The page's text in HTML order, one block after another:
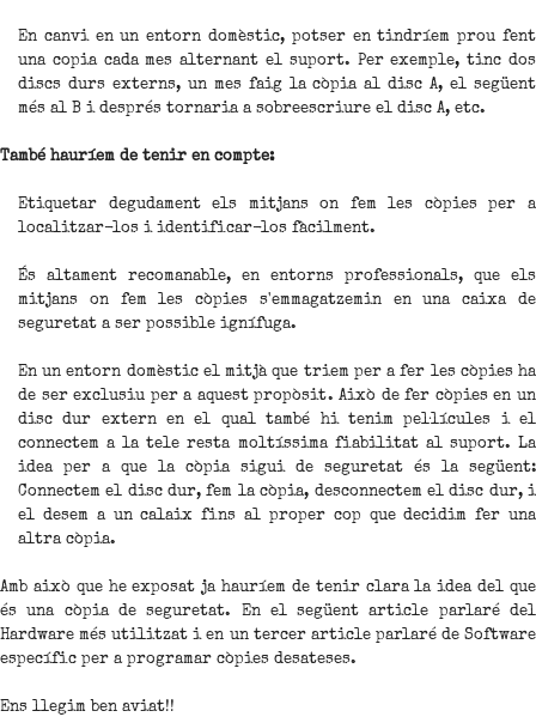
En canvi en un entorn domèstic, potser en tindríem prou fent
una copia cada mes alternant el suport. Per exemple, tinc dos
discs durs externs, un mes faig la còpia al disc A, el següent
més al B i després tornaria a sobreescriure el disc A, etc.
També hauríem de tenir en compte:
Etiquetar degudament els mitjans on fem les còpies per a
localitzar-los i identificar-los fàcilment.
És altament recomanable, en entorns professionals, que els
mitjans on fem les còpies s'emmagatzemin en una caixa de
seguretat a ser possible ignífuga.
En un entorn domèstic el mitjà que triem per a fer les còpies ha
de ser exclusiu per a aquest propòsit. Això de fer còpies en un
disc dur extern en el qual també hi tenim pel·lícules i el
connectem a la tele resta moltíssima fiabilitat al suport. La
idea per a que la còpia sigui de seguretat és la següent:
Connectem el disc dur, fem la còpia, desconnectem el disc dur, i
el desem a un calaix fins al proper cop que decidim fer una
altra còpia.
Amb això que he exposat ja hauríem de tenir clara la idea del que
és una còpia de seguretat. En el següent article parlaré del
Hardware més utilitzat i en un tercer article parlaré de Software
específic per a programar còpies desateses.
Ens llegim ben aviat!!